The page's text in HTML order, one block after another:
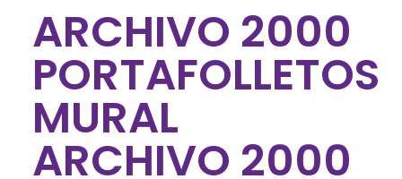
ARCHIVO 2000
PORTAFOLLETOS
MURAL
ARCHIVO 2000